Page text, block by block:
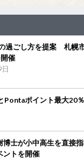
過ごし方を提案 札幌
催
Pontaポイント最大20
博士が小中高生を直接
ントを開催